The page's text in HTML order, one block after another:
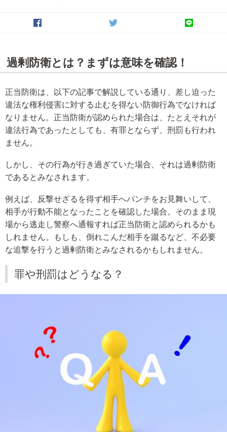
過剰防衛とは？まずは意味を確認！
正当防衛は、以下の記事で解説している通り、差し迫った
違法な権利侵害に対する止むを得ない防御行為でなければ
なりません。正当防衛が認められた場合は、たとえそれが
違法行為であったとしても、有罪とならず、刑罰も行われ
ません。
しかし、その行為が行き過ぎていた場合、それは過剰防衛
であるとみなされます。
例えば、反撃せざるを得ず相手へパンチをお見舞いして、
相手が行動不能となったことを確認した場合。そのまま現
場から逃走し警察へ通報すれば正当防衛と認められるかも
しれません。もしも、倒れこんだ相手を蹴るなど、不必要
な追撃を行うと過剰防衛とみなされるかもしれません。
罪や刑罰はどうなる？